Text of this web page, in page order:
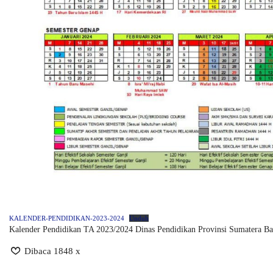
KALENDER-PENDIDIKAN-2023-2024 Unduh
Kalender Pendidikan TA 2023/2024 Dinas Pendidikan Provinsi Sumatera
Dibaca 1848 x